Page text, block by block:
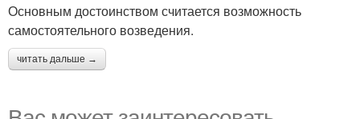
Основным достоинством считается возможность
самостоятельного возведения.
читать дальше →